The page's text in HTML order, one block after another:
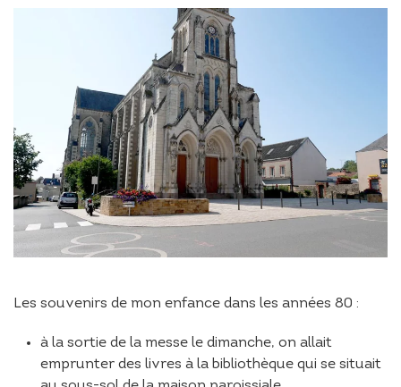
Les souvenirs de mon enfance dans les années 80 :
à la sortie de la messe le dimanche, on allait
emprunter des livres à la bibliothèque qui se situait